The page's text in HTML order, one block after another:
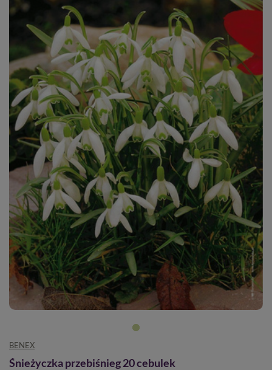
BENEX
Śnieżyczka przebiśnieg 20 cebulek